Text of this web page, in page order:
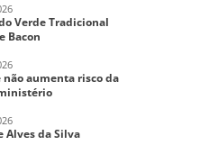
Verde Tradicional
Bacon
aumenta risco da
Alves da Silva